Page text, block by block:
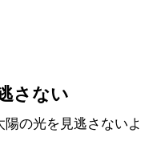
さない
の光を見逃さないよ